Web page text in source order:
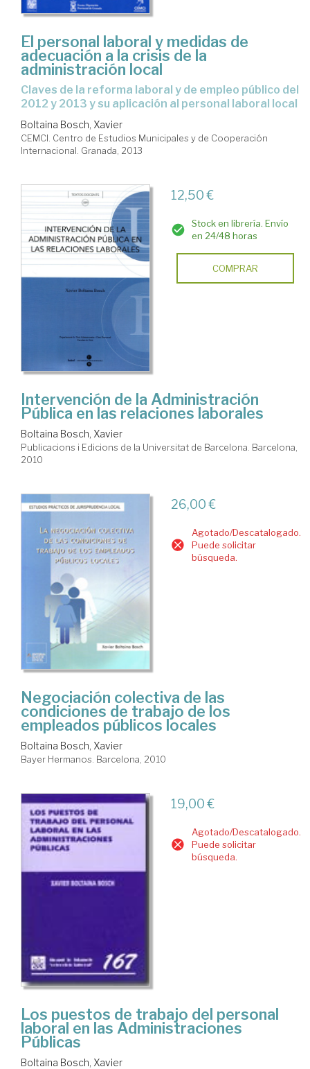
El personal laboral y medidas de
adecuación a la crisis de la
administración local
claves de la reforma laboral y de empleo público del
2012 y 2013 y su aplicación al personal laboral local
Boltaina Bosch, Xavier
CEMCI. Centro de Estudios Municipales y de Cooperación
Internacional. Granada, 2013
12,50 €
Stock en librería. Envío
en 24/48 horas
COMPRAR
Intervención de la Administración
Pública en las relaciones laborales
Boltaina Bosch, Xavier
Publicacions i Edicions de la Universitat de Barcelona. Barcelona,
2010
26,00 €
Agotado/Descatalogado.
Puede solicitar
búsqueda.
Negociación colectiva de las
condiciones de trabajo de los
empleados públicos locales
Boltaina Bosch, Xavier
Bayer Hermanos. Barcelona, 2010
19,00 €
Agotado/Descatalogado.
Puede solicitar
búsqueda.
Los puestos de trabajo del personal
laboral en las Administraciones
Públicas
Boltaina Bosch, Xavier